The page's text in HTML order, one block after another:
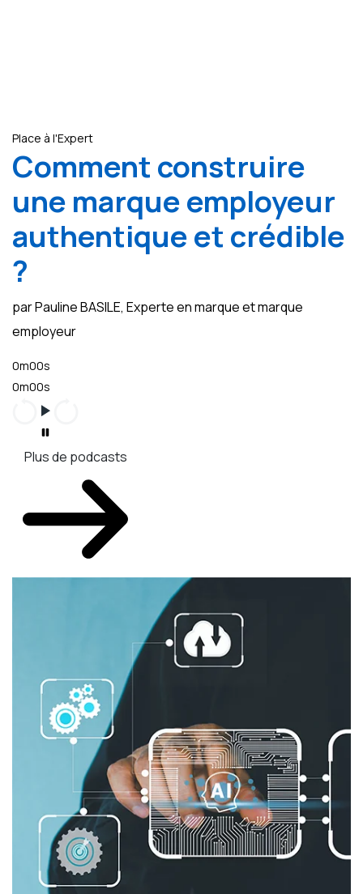
Place à l'Expert
Comment construire
une marque employeur
authentique et crédible
?
par Pauline BASILE, Experte en marque et marque
employeur
0m00s
0m00s
Plus de podcasts